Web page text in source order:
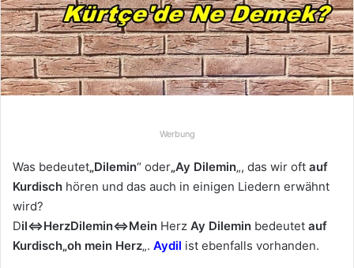
s
e
i
n
e
Werbung
Was bedeutet„Dilemin“ oder„Ay Dilemin„, das wir oft auf
Kurdisch hören und das auch in einigen Liedern erwähnt
wird?
Dil⇔HerzDilemin⇔Mein Herz Ay Dilemin bedeutet auf
Kurdisch„oh mein Herz„. Aydil ist ebenfalls vorhanden.